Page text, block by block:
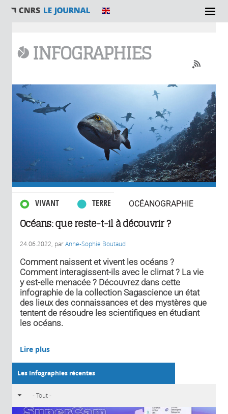
INFOGRAPHIES
VIVANT TERRE OCÉANOGRAPHIE
0 commentaires
Océans: que reste-t-il à découvrir ?
24.06.2022 , parAnne-Sophie Boutaud
Comment naissent et vivent les océans ?
Comment interagissent-ils avec le climat ? La vie
y est-elle menacée ? Découvrez dans cette
infographie de la collection Sagascience un état
des lieux des connaissances et des mystères que
tentent de résoudre les scientifiques en étudiant
les océans.
Lire plus
Les Infographies récentes